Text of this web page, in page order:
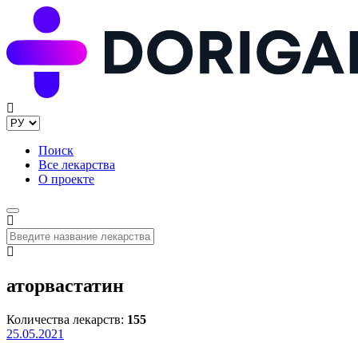
Поиск
Все лекарства
О проекте
аторвастатин
Количества лекарств: 155
25.05.2021